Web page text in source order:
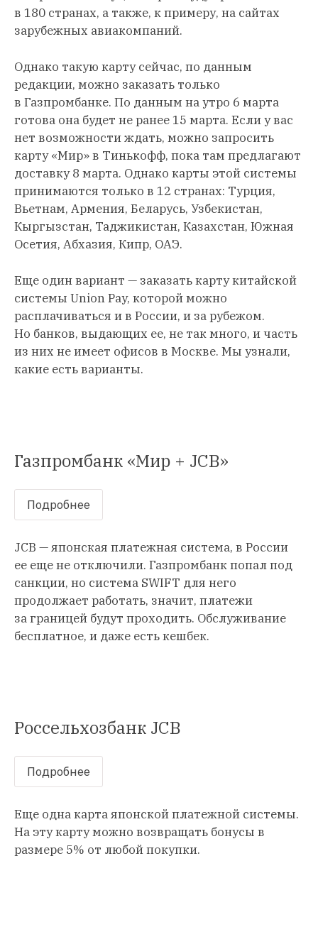
в 180 странах, а также, к примеру, на сайтах
зарубежных авиакомпаний.
Однако такую карту сейчас, по данным
редакции, можно заказать только
в Газпромбанке. По данным на утро 6 марта
готова она будет не ранее 15 марта. Если у вас
нет возможности ждать, можно запросить
карту «Мир» в Тинькофф, пока там предлагают
доставку 8 марта. Однако карты этой системы ​​
принимаются только в 12 странах: Турция,
Вьетнам, Армения, Беларусь, Узбекистан,
Кыргызстан, Таджикистан, Казахстан, Южная
Осетия, Абхазия, Кипр, ОАЭ.
Еще один вариант — заказать карту китайской
системы Union Pay, которой можно
расплачиваться и в России, и за рубежом.
Но банков, выдающих ее, не так много, и часть
из них не имеет офисов в Москве. Мы узнали,
какие есть варианты.
Газпромбанк «Мир + JCB»
Подробнее
JCB — японская платежная система, в России
ее еще не отключили. Газпромбанк попал под
санкции, но система SWIFT для него
продолжает работать, значит, платежи
за границей будут проходить. Обслуживание
бесплатное, и даже есть кешбек.
Россельхозбанк JCB
Подробнее
Еще одна карта японской платежной системы.
На эту карту можно возвращать бонусы в
размере 5% от любой покупки.